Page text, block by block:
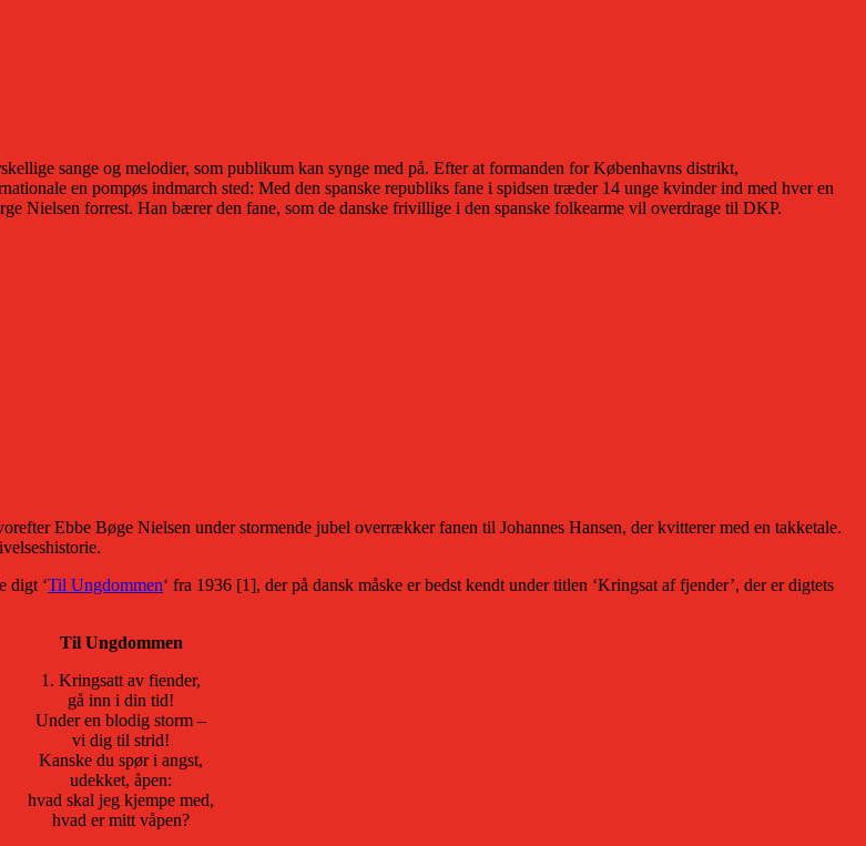
sange og melodier, som publikum kan synge med på. Efter at formanden for Københavns distrikt,
en pompøs indmarch sted: Med den spanske republiks fane i spidsen træder 14 unge kvinder ind med hver en
Nielsen forrest. Han bærer den fane, som de danske frivillige i den spanske folkearme vil overdrage til DKP.
Ebbe Bøge Nielsen under stormende jubel overrækker fanen til Johannes Hansen, der kvitterer med en takketale.
digt ‘Til Ungdommen‘ fra 1936 [1], der på dansk måske er bedst kendt under titlen ‘Kringsat af fjender’, der er digtets
Til Ungdommen
1. Kringsatt av fiender,
gå inn i din tid!
Under en blodig storm –
vi dig til strid!
Kanske du spør i angst,
udekket, åpen:
hvad skal jeg kjempe med,
hvad er mitt våpen?